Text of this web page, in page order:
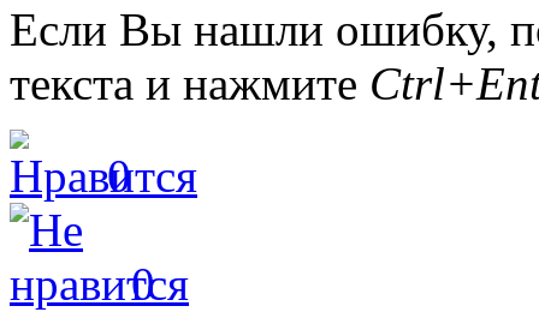
Если Вы нашли ошибку,
текста и нажмите
0
0